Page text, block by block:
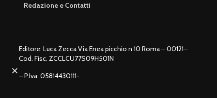
u
a
d
Redazione e Contatti
Editore: Luca Zecca Via Enea picchio n 10 Roma – 00121–
Cod. Fisc. ZCCLCU77S09H501N
– P.Iva: 05814430111-